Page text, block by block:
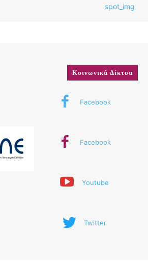
Κοινωνικά Δίκτυα
Facebook
Facebook
Youtube
Twitter